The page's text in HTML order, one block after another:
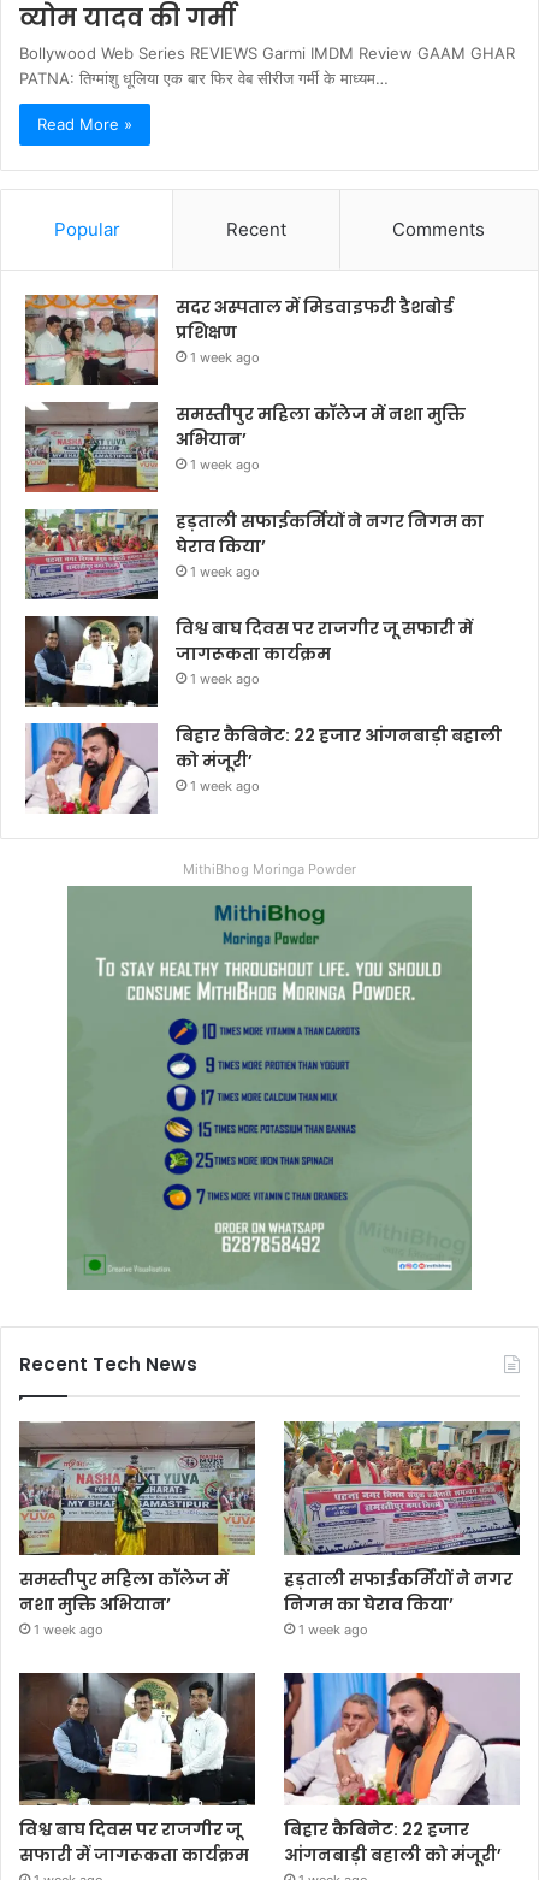
व्योम यादव की गर्मी
Bollywood Web Series REVIEWS Garmi IMDM Review GAAM GHAR
PATNA: तिग्मांशु धूलिया एक बार फिर वेब सीरीज गर्मी के माध्यम…
Read More »
Popular Recent Comments
सदर अस्पताल में मिडवाइफरी डैशबोर्ड
प्रशिक्षण
1 week ago
समस्तीपुर महिला कॉलेज में नशा मुक्ति
अभियान’
1 week ago
हड़ताली सफाईकर्मियों ने नगर निगम का
घेराव किया’
1 week ago
विश्व बाघ दिवस पर राजगीर जू सफारी में
जागरूकता कार्यक्रम
1 week ago
बिहार कैबिनेट: 22 हजार आंगनबाड़ी बहाली
को मंजूरी’
1 week ago
MithiBhog Moringa Powder
Recent Tech News
समस्तीपुर महिला कॉलेज में
नशा मुक्ति अभियान’
1 week ago
हड़ताली सफाईकर्मियों ने नगर
निगम का घेराव किया’
1 week ago
विश्व बाघ दिवस पर राजगीर जू
सफारी में जागरूकता कार्यक्रम
बिहार कैबिनेट: 22 हजार
आंगनबाड़ी बहाली को मंजूरी’